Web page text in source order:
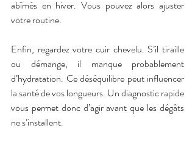
abîmés en hiver. Vous pouvez alors ajuster
votre routine.
Enfin, regardez votre cuir chevelu. S’il tiraille
ou démange, il manque probablement
d’hydratation. Ce déséquilibre peut influencer
la santé de vos longueurs. Un diagnostic rapide
vous permet donc d’agir avant que les dégâts
ne s’installent.